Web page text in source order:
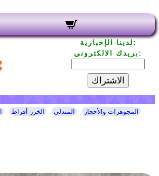
لدينا الإخبارية:
بريدك الالكتروني:
الاشتراك
الخرز أقراط المتدلي
المجوهرات والأحجار